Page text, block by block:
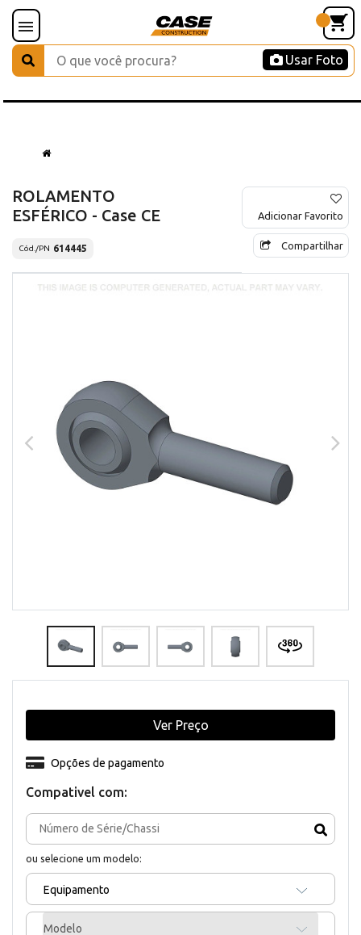
Usar Foto
ROLAMENTO
ESFÉRICO - Case CE
Cód./PN 614445
Adicionar Favorito
Compartilhar
Compativel com:
ou selecione um modelo:
Equipamento
Modelo
Opções de pagamento
Ver Preço